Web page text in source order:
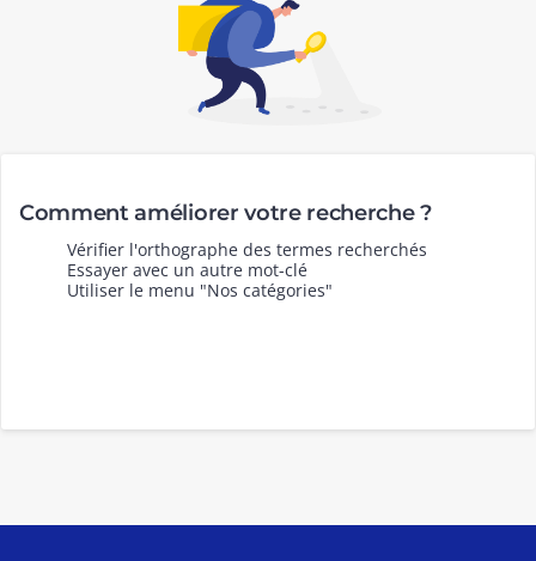
Comment améliorer votre recherche ?
Vérifier l'orthographe des termes recherchés
Essayer avec un autre mot-clé
Utiliser le menu "Nos catégories"